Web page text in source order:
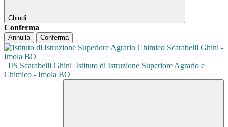
Chiudi
Conferma
Annulla Conferma
IIS Scarabelli Ghini Istituto di Istruzione Superiore Agrario e
Chimico - Imola BO